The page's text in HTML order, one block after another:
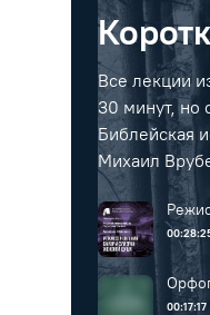
Все лекции
30 минут, но
Библейская
Михаил
Готы,
ждут вас
00:17:17